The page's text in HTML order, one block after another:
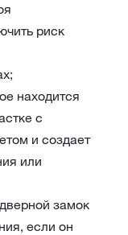
риск
находится
с
и создает
или
замок
если он